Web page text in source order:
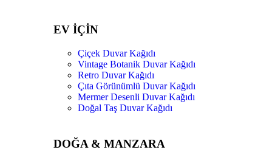
EV İÇİN
Çiçek Duvar Kağıdı
Vintage Botanik Duvar Kağıdı
Retro Duvar Kağıdı
Çıta Görünümlü Duvar Kağıdı
Mermer Desenli Duvar Kağıdı
Doğal Taş Duvar Kağıdı
DOĞA & MANZARA